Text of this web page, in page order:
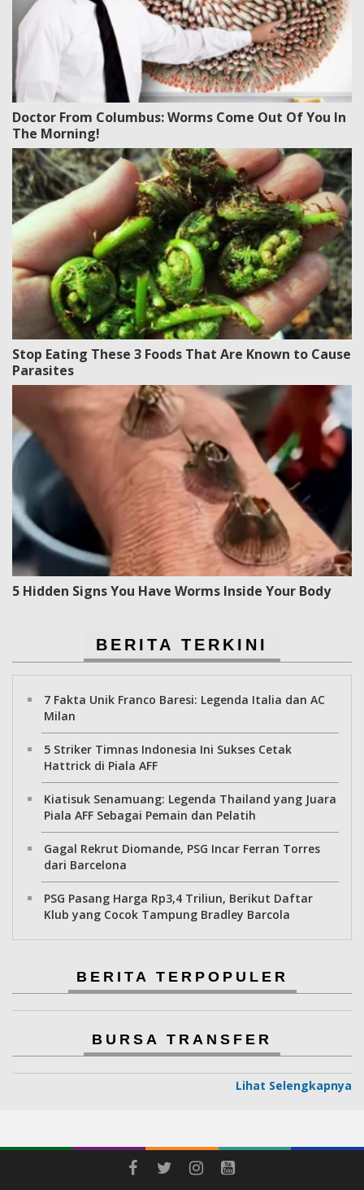
Doctor From Columbus: Worms Come Out Of You In
The Morning!
Stop Eating These 3 Foods That Are Known to Cause
Parasites
5 Hidden Signs You Have Worms Inside Your Body
BERITA TERKINI
7 Fakta Unik Franco Baresi: Legenda Italia dan AC
Milan
5 Striker Timnas Indonesia Ini Sukses Cetak
Hattrick di Piala AFF
Kiatisuk Senamuang: Legenda Thailand yang Juara
Piala AFF Sebagai Pemain dan Pelatih
Gagal Rekrut Diomande, PSG Incar Ferran Torres
dari Barcelona
PSG Pasang Harga Rp3,4 Triliun, Berikut Daftar
Klub yang Cocok Tampung Bradley Barcola
BERITA TERPOPULER
BURSA TRANSFER
Lihat Selengkapnya